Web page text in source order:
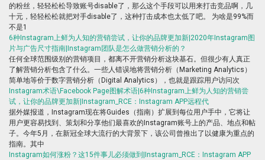
的粉丝，轻轻松松导致账号disable了，那么这个手段可以用来打击竞品啊，几
十元，轻轻松松就把对手disable了，这种打击成本也太低了吧。 为啥是99%而
不是1
6种Instagram上鲜为人知的营销尝试，让你的品牌更加新|2020年Instagram图
片与广告尺寸指南|Instagram团队是怎么做营销分析的？
任何全球范围级别的营销项目，都离不开营销分析这块基石。但很少有人真正
了解营销分析包含了什么。一些人错误地将营销分析（Marketing Analytics）
简单地等价于数字营销分析（Digital Analytics），也就是跟踪用户访问次
Instagram术语\Facebook Page图解术语|6种Instagram上鲜为人知的营销尝
试，让你的品牌更加新|Instagram_RCE：Instagram APP远程代
据外媒报道，Instagram现在将Guides（指南）扩展到每位用户手中，它将让
用户更容易找到、策划和分享他们最喜欢的Instagram账号上的产品、地点和帖
子。今年5月，在新冠全球大流行的大背景下，该公司曾推出了以健康为重点的
指南。其中
Instagram如何涨粉？这15件事儿必须做到|Instagram_RCE：Instagram APP